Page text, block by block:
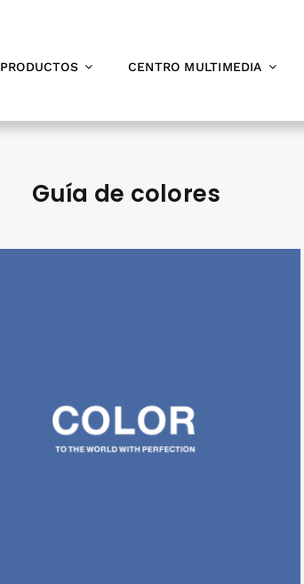
PRODUCTOS CENTRO MULTIMEDIA
Guía de colores